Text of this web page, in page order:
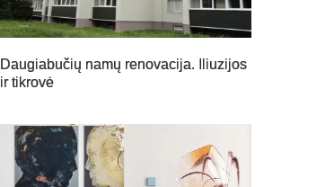
Daugiabučių namų renovacija. Iliuzijos
ir tikrovė